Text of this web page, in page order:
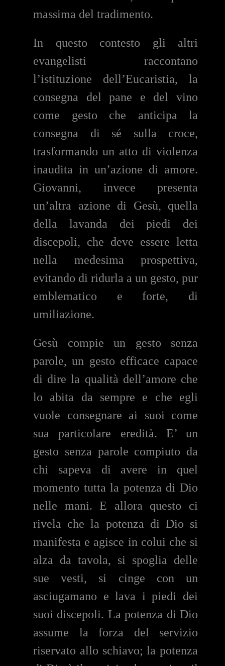
massima del tradimento.
In questo contesto gli altri
evangelisti raccontano
l’istituzione dell’Eucaristia, la
consegna del pane e del vino
come gesto che anticipa la
consegna di sé sulla croce,
trasformando un atto di violenza
inaudita in un’azione di amore.
Giovanni, invece presenta
un’altra azione di Gesù, quella
della lavanda dei piedi dei
discepoli, che deve essere letta
nella medesima prospettiva,
evitando di ridurla a un gesto, pur
emblematico e forte, di
umiliazione.
Gesù compie un gesto senza
parole, un gesto efficace capace
di dire la qualità dell’amore che
lo abita da sempre e che egli
vuole consegnare ai suoi come
sua particolare eredità. E’ un
gesto senza parole compiuto da
chi sapeva di avere in quel
momento tutta la potenza di Dio
nelle mani. E allora questo ci
rivela che la potenza di Dio si
manifesta e agisce in colui che si
alza da tavola, si spoglia delle
sue vesti, si cinge con un
asciugamano e lava i piedi dei
suoi discepoli. La potenza di Dio
assume la forza del servizio
riservato allo schiavo; la potenza